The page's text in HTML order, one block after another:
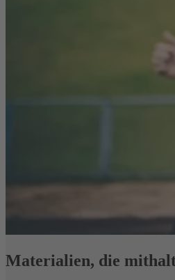
Materialien, die